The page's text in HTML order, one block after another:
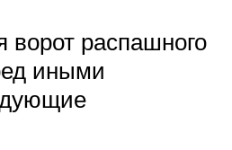
ворот распашного
иными